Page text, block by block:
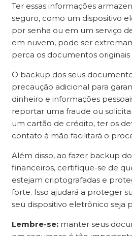
Ter essas informações
seguro, como um dispositivo
por senha ou em um serviço
em nuvem, pode ser
perca os documentos
O backup dos seus
precaução adicional para
dinheiro e informações
reportar uma fraude ou
um cartão de crédito, ter os
contato à mão facilitará o
Além disso, ao fazer backup
financeiros, certifique-se de
estejam criptografadas e
forte. Isso ajudará a proteger
seu dispositivo eletrônico seja
Lembre-se:manter seus